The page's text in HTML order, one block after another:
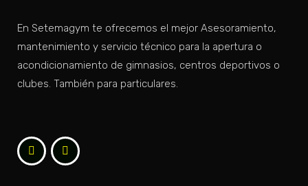
En Setemagym te ofrecemos el mejor Asesoramiento,
mantenimiento y servicio técnico para la apertura o
acondicionamiento de gimnasios, centros deportivos o
clubes. También para particulares.